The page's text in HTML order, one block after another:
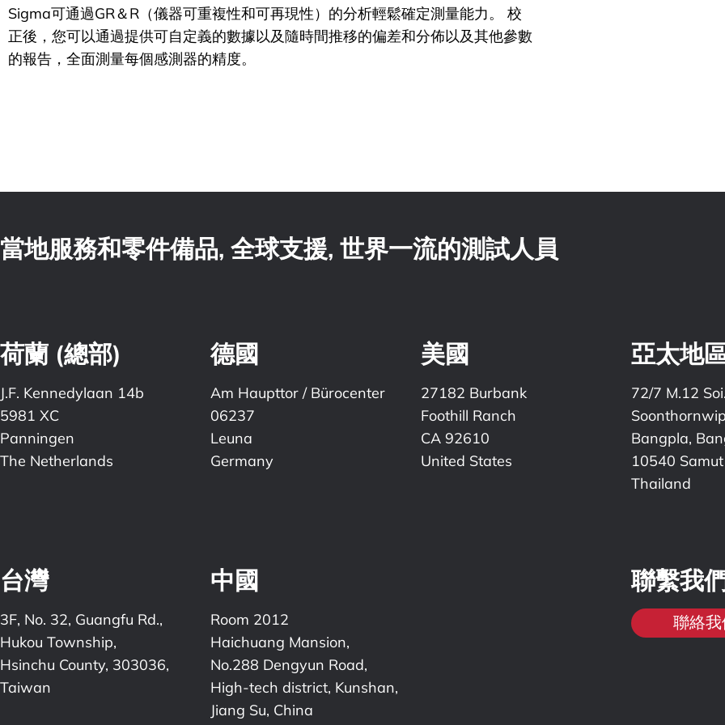
Sigma可通過GR＆R（儀器可重複性和可再現性）的分析輕鬆確定測量能力。 校
正後，您可以通過提供可自定義的數據以及隨時間推移的偏差和分佈以及其他參數
的報告，全面測量每個感測器的精度。
當地服務和零件備品, 全球支援, 世界一流的測試人員
荷蘭 (總部)
J.F. Kennedylaan 14b
5981 XC
Panningen
The Netherlands
德國
Am Haupttor / Bürocenter
06237
Leuna
Germany
美國
27182 Burbank
Foothill Ranch
CA 92610
United States
亞太地
72/7 M.12 Soi.
Bangpla,
10540
Thailand
台灣
3F, No. 32, Guangfu Rd.,
Hukou Township,
Hsinchu County, 303036,
Taiwan
中國
Room 2012
Haichuang Mansion,
No.288 Dengyun Road,
High-tech district, Kunshan,
Jiang Su, China
聯繫我
聯絡我